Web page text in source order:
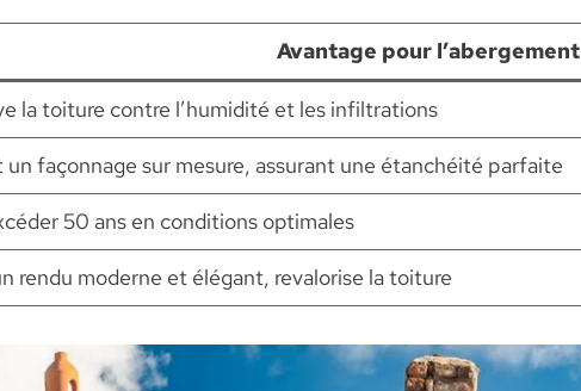
Avantage pour l’abergement
la toiture contre l’humidité et les infiltrations
un façonnage sur mesure, assurant une étanchéité parfaite
50 ans en conditions optimales
rendu moderne et élégant, revalorise la toiture